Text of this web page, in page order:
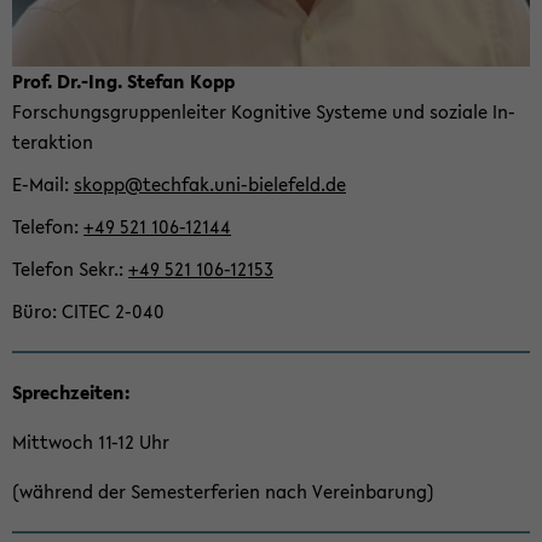
Prof. Dr.-Ing. Ste­fan Kopp
For­schungs­grup­pen­lei­ter Ko­gni­ti­ve Sys­te­me und so­zia­le In­
ter­ak­ti­on
E-​Mail skopp@tech­fak.uni-​bielefeld.de
Te­le­fon +49 521 106-​12144
Te­le­fon Sekr. +49 521 106-​12153
Büro CITEC 2-040
Sprech­zei­ten:
Mitt­woch 11-12 Uhr
(wäh­rend der Se­mes­ter­fe­ri­en nach Ver­ein­ba­rung)